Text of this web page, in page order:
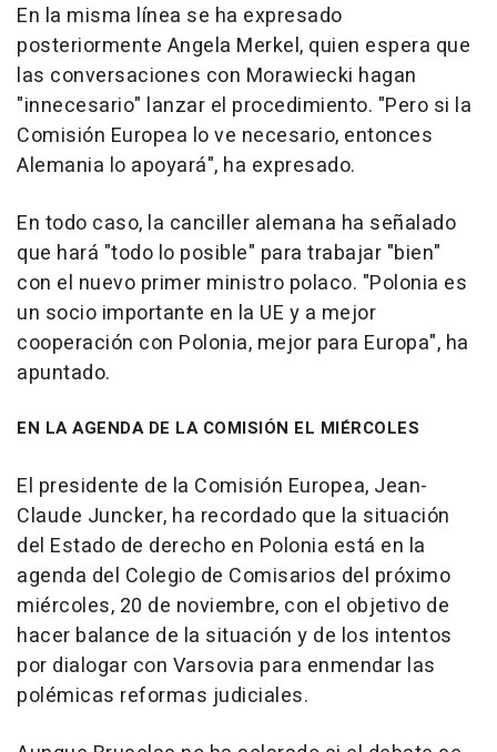
En la misma línea se ha expresado
posteriormente Angela Merkel, quien espera que
las conversaciones con Morawiecki hagan
"innecesario" lanzar el procedimiento. "Pero si la
Comisión Europea lo ve necesario, entonces
Alemania lo apoyará", ha expresado.
En todo caso, la canciller alemana ha señalado
que hará "todo lo posible" para trabajar "bien"
con el nuevo primer ministro polaco. "Polonia es
un socio importante en la UE y a mejor
cooperación con Polonia, mejor para Europa", ha
apuntado.
EN LA AGENDA DE LA COMISIÓN EL MIÉRCOLES
El presidente de la Comisión Europea, Jean-
Claude Juncker, ha recordado que la situación
del Estado de derecho en Polonia está en la
agenda del Colegio de Comisarios del próximo
miércoles, 20 de noviembre, con el objetivo de
hacer balance de la situación y de los intentos
por dialogar con Varsovia para enmendar las
polémicas reformas judiciales.